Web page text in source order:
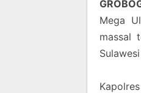
Mega
massal